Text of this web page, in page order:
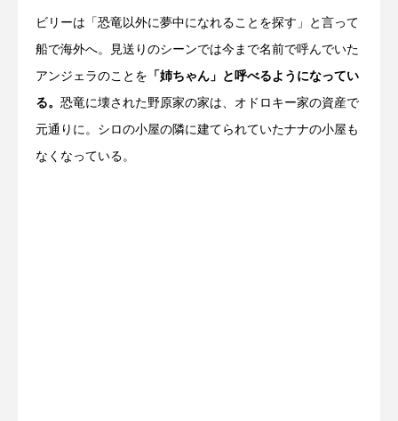
ビリーは「恐竜以外に夢中になれることを探す」と言って
船で海外へ。見送りのシーンでは今まで名前で呼んでいた
アンジェラのことを 「姉ちゃん」と呼べるようになってい
る。 恐竜に壊された野原家の家は、オドロキー家の資産で
元通りに。シロの小屋の隣に建てられていたナナの小屋も
なくなっている。